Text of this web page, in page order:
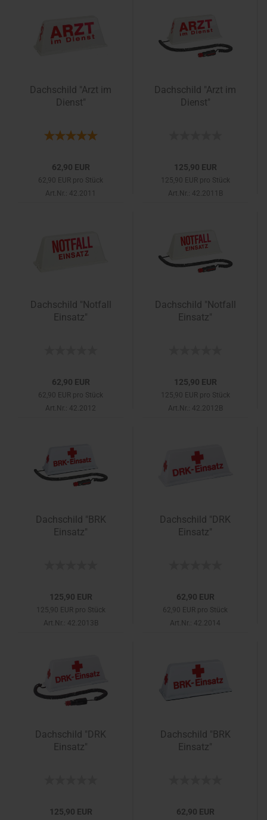
Dachschild "Arzt im
Dienst"
62,90 EUR
62,90 EUR pro Stück
Art.Nr.: 42.2011
Dachschild "Arzt im
Dienst"
125,90 EUR
125,90 EUR pro Stück
Art.Nr.: 42.2011B
Dachschild "Notfall
Einsatz"
62,90 EUR
62,90 EUR pro Stück
Art.Nr.: 42.2012
Dachschild "Notfall
Einsatz"
125,90 EUR
125,90 EUR pro Stück
Art.Nr.: 42.2012B
Dachschild "BRK
Einsatz"
125,90 EUR
125,90 EUR pro Stück
Art.Nr.: 42.2013B
Dachschild "DRK
Einsatz"
62,90 EUR
62,90 EUR pro Stück
Art.Nr.: 42.2014
Dachschild "DRK
Einsatz"
125,90 EUR
Dachschild "BRK
Einsatz"
62,90 EUR